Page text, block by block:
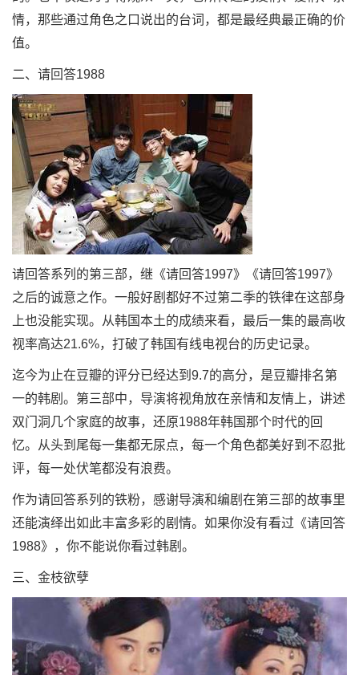
情，那些通过角色之口说出的台词，都是最经典最正确的价
值。
二、请回答1988
请回答系列的第三部，继《请回答1997》《请回答1997》
之后的诚意之作。一般好剧都好不过第二季的铁律在这部身
上也没能实现。从韩国本土的成绩来看，最后一集的最高收
视率高达21.6%，打破了韩国有线电视台的历史记录。
迄今为止在豆瓣的评分已经达到9.7的高分，是豆瓣排名第
一的韩剧。第三部中，导演将视角放在亲情和友情上，讲述
双门洞几个家庭的故事，还原1988年韩国那个时代的回
忆。从头到尾每一集都无尿点，每一个角色都美好到不忍批
评，每一处伏笔都没有浪费。
作为请回答系列的铁粉，感谢导演和编剧在第三部的故事里
还能演绎出如此丰富多彩的剧情。如果你没有看过《请回答
1988》，你不能说你看过韩剧。
三、金枝欲孽